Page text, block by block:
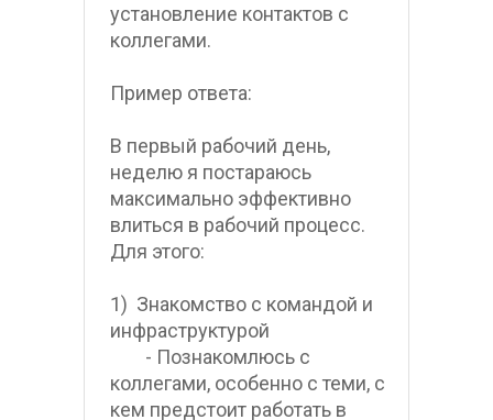
установление контактов с
коллегами.
Пример ответа:
В первый рабочий день,
неделю я постараюсь
максимально эффективно
влиться в рабочий процесс.
Для этого:
1)  Знакомство с командой и
инфраструктурой
коллегами, особенно с теми, с
кем предстоит работать в